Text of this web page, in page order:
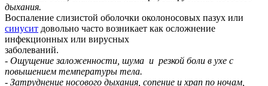
дыхания.
Воспаление слизистой оболочки околоносовых пазух или
синусит довольно часто возникает как осложнение
инфекционных или вирусных
- Ощущение заложенности, шума и резкой боли в ухе с
повышением температуры тела.
- Затруднение носового дыхания, сопение и храп по ночам,